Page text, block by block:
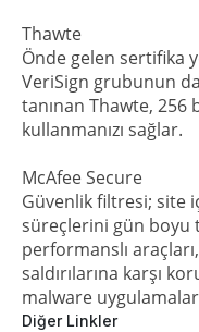
Thawte
Önde gelen sertifika
VeriSign grubunun
tanınan Thawte,
kullanmanızı sağlar.
McAfee Secure
Güvenlik filtresi; site
süreçlerini gün boyu
performanslı
saldırılarına karşı
malware
Diğer Linkler